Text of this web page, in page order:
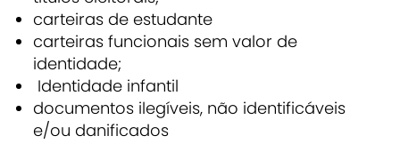
carteiras de estudante
carteiras funcionais sem valor de
identidade;
Identidade infantil
documentos ilegíveis, não identificáveis
e/ou danificados